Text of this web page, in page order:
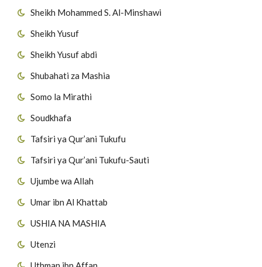
Sheikh Mohammed S. Al-Minshawi
Sheikh Yusuf
Sheikh Yusuf abdi
Shubahati za Mashia
Somo la Mirathi
Soudkhafa
Tafsiri ya Qur’ani Tukufu
Tafsiri ya Qur’ani Tukufu-Sauti
Ujumbe wa Allah
Umar ibn Al Khattab
USHIA NA MASHIA
Utenzi